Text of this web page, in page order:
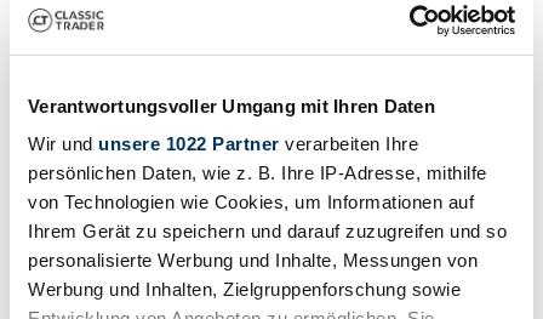
Verantwortungsvoller Umgang mit Ihren Daten
Wir und unsere 1022 Partner verarbeiten Ihre
persönlichen Daten, wie z. B. Ihre IP-Adresse, mithilfe
von Technologien wie Cookies, um Informationen auf
Ihrem Gerät zu speichern und darauf zuzugreifen und so
personalisierte Werbung und Inhalte, Messungen von
Werbung und Inhalten, Zielgruppenforschung sowie